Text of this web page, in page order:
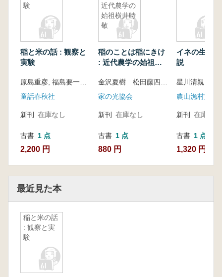
験
稲と米の話 : 観察と
実験
童話春秋社
新刊 在庫なし
古書 1 点
2,200 円
近代農学の
始祖横井時
敬
稲のことは稲にきけ
: 近代農学の始祖横
家の光協会
新刊 在庫なし
古書 1 点
880 円
イネの生長 :
説
星川清親 著
農山漁村文化
新刊 在庫なし
古書 1 点
1,320 円
最近見た本
稲と米の話
: 観察と実
験